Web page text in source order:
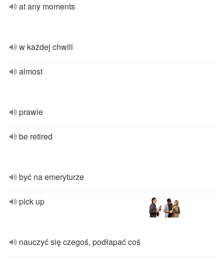
at any moments
w każdej chwili
almost
prawie
be retired
być na emeryturze
pick up
nauczyć się czegoś, podłapać coś